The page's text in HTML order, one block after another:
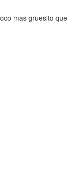
mas gruesito que